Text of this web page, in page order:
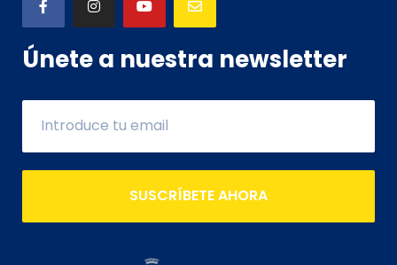
Únete a nuestra newsletter
SUSCRÍBETE AHORA